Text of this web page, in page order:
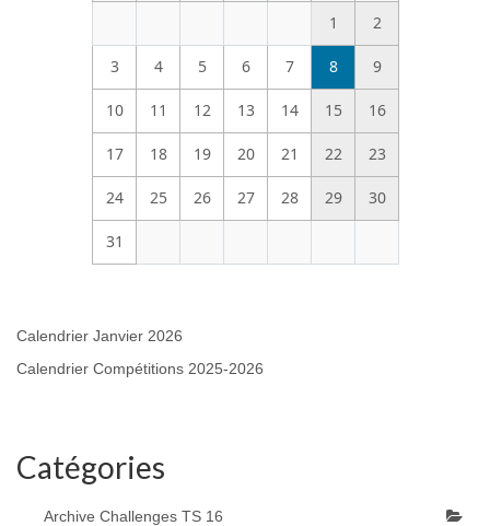
1
2
3 4 5 6 7 8 9
10 11 12 13 14 15 16
17 18 19 20 21 22 23
24 25 26 27 28 29 30
31
Calendrier Janvier 2026
Calendrier Compétitions 2025-2026
Catégories
Archive Challenges TS 16